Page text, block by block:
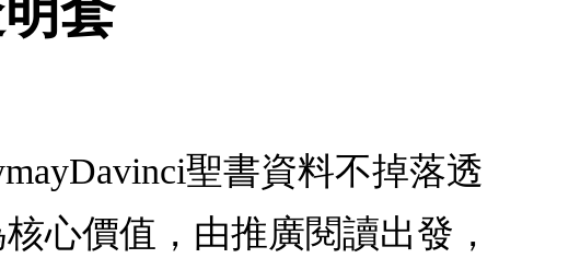
套
聖書資料不掉落透
心價值，由推廣閱讀出發，